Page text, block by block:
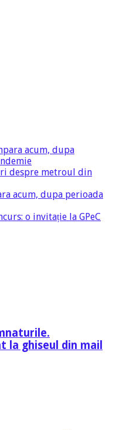
acum, dupa
despre metroul din
acum, dupa perioada
o invitație la GPeC
la ghiseul din mail